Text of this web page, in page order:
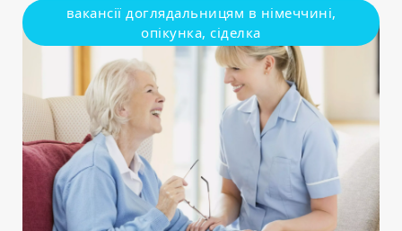
вакансії доглядальницям в німеччині,
опікунка, сіделка